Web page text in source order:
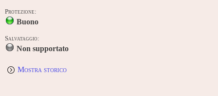
Protezione:
Buono
Salvataggio:
Non supportato
Mostra storico